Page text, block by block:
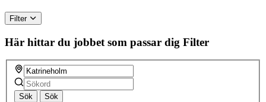
Filter
Här hittar du jobbet som passar dig Filter
Sök Sök